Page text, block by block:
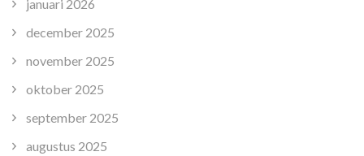
januari 2026
december 2025
november 2025
oktober 2025
september 2025
augustus 2025